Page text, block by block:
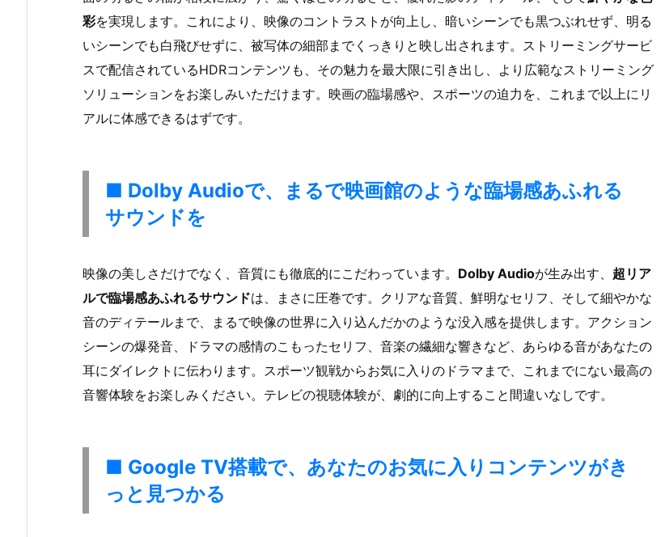
彩を実現します。これにより、映像のコントラストが向上し、暗いシーンでも黒つぶれせず、明る
いシーンでも白飛びせずに、被写体の細部までくっきりと映し出されます。ストリーミングサービ
スで配信されているHDRコンテンツも、その魅力を最大限に引き出し、より広範なストリーミング
ソリューションをお楽しみいただけます。映画の臨場感や、スポーツの迫力を、これまで以上にリ
アルに体感できるはずです。
■ Dolby Audioで、まるで映画館のような臨場感あふれる
サウンドを
映像の美しさだけでなく、音質にも徹底的にこだわっています。 Dolby Audioが生み出す、 超リア
ルで臨場感あふれるサウンドは、まさに圧巻です。クリアな音質、鮮明なセリフ、そして細やかな
音のディテールまで、まるで映像の世界に入り込んだかのような没入感を提供します。アクション
シーンの爆発音、ドラマの感情のこもったセリフ、音楽の繊細な響きなど、あらゆる音があなたの
耳にダイレクトに伝わります。スポーツ観戦からお気に入りのドラマまで、これまでにない最高の
音響体験をお楽しみください。テレビの視聴体験が、劇的に向上すること間違いなしです。
■ Google TV搭載で、あなたのお気に入りコンテンツがき
っと見つかる